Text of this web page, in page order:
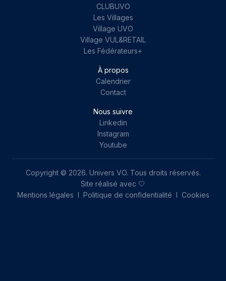
CLUBUVO
Les Villages
Village UVO
Village VUL&RETAIL
Les Fédérateurs+
À propos
Calendrier
Contact
Nous suivre
Linkedin
Instagram
Youtube
Copyright © 2026. Univers VO. Tous droits réservés.
Site réalisé avec 🤍
Mentions légales I Politique de confidentialité I Cookies